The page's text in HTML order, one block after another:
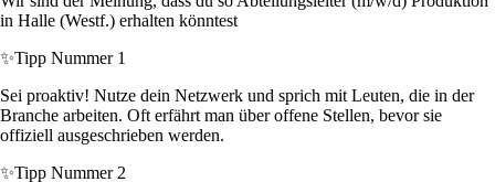
in Halle (Westf.) erhalten könntest
✨Tipp Nummer 1
Sei proaktiv! Nutze dein Netzwerk und sprich mit Leuten, die in der
Branche arbeiten. Oft erfährt man über offene Stellen, bevor sie
offiziell ausgeschrieben werden.
✨Tipp Nummer 2